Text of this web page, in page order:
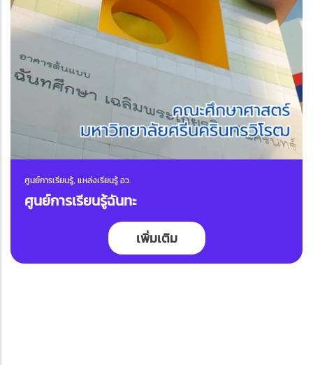
ศูนย์การเรียนรู้, แหล่งเรียนรู้ อว.
ศูนย์การเรียนรู้ฉันทะ
เพิ่มเติม